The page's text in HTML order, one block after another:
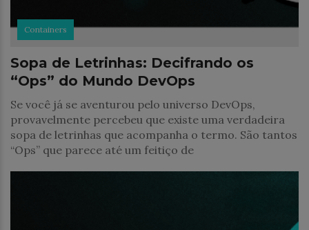
Containers
Sopa de Letrinhas: Decifrando os
“Ops” do Mundo DevOps
Se você já se aventurou pelo universo DevOps,
provavelmente percebeu que existe uma verdadeira
sopa de letrinhas que acompanha o termo. São tantos
“Ops” que parece até um feitiço de